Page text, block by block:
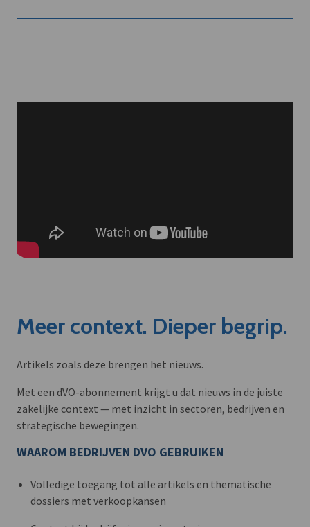
Meer context. Dieper begrip.
Artikels zoals deze brengen het nieuws.
Met een dVO-abonnement krijgt u dat nieuws in de juiste
zakelijke context — met inzicht in sectoren, bedrijven en
strategische bewegingen.
WAAROM BEDRIJVEN DVO GEBRUIKEN
Volledige toegang tot alle artikels en thematische
dossiers met verkoopkansen